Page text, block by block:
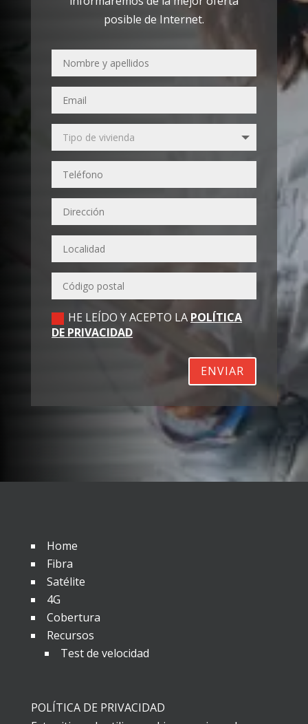
posible de Internet.
HE LEÍDO Y ACEPTO LA POLÍTICA
DE PRIVACIDAD
ENVIAR
Home
Fibra
Satélite
4G
Cobertura
Recursos
Test de velocidad
POLÍTICA DE PRIVACIDAD